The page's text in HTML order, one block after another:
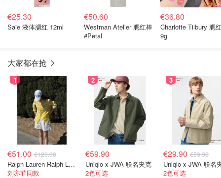
€25.30
Saie 液体腮红 12ml
€50.60
Westman Atelier 腮红棒
#Petal
€36.80
Charlotte Tilbury 腮
9g
大家都在抢
1
€51.00 €120.00
Ralph Lauren Ralph Lauren 男童亚麻衬衫
刘亦菲同款
2
€59.90
Uniqlo x JWA 联名夹克
2色可选
3
€29.90 €59.90
Uniqlo x JWA 联名
2色可选